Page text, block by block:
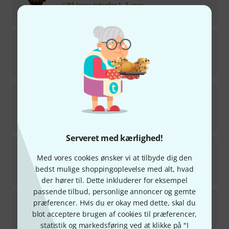
Serveret med kærlighed!
Med vores cookies ønsker vi at tilbyde dig den
bedst mulige shoppingoplevelse med alt, hvad
der hører til. Dette inkluderer for eksempel
passende tilbud, personlige annoncer og gemte
præferencer. Hvis du er okay med dette, skal du
blot acceptere brugen af cookies til præferencer,
statistik og markedsføring ved at klikke på "I
På lager indenfor 1–2 uger
Table Bell 830330
13
På lager indenfor 7–9 uger
kr
Agogo Wood
20
på lager
Gewa 13" Liberty Urban Djembe
1
på lager
1.777kr
Gewa 10" Liberty Urban Djembe
på lager